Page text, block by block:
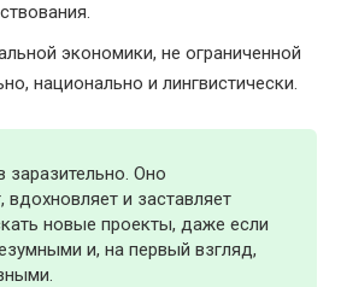
экономики, не ограниченной
национально и лингвистически.
заразительно. Оно
вдохновляет и заставляет
новые проекты, даже если
и, на первый взгляд,